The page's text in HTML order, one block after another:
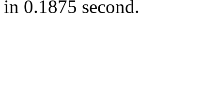
in 0.1875 second.